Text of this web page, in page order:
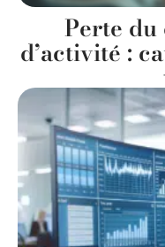
Perte
d’activité :